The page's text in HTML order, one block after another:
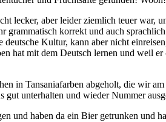
lecker, aber leider ziemlich teuer
korrekt und auch
Kultur, kann aber nicht
hat mit dem Deutsch lernen und weil
in Tansaniafarben abgeholt, die wir
gut unterhalten und wieder Nummer
und haben da ein Bier getrunken und